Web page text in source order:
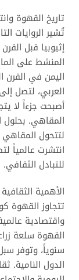
تاريخ القهوة
تُشير الروايات
إثيوبيا قبل
المنشط على
اليمن في القرن
العربي، لتصل
أصبحت جزءاً لا
المقاهي. بحلول
لتتحول المقاهي
انتشرت عالمياً
للتبادل الثقافي.
الأهمية
تتجاوز القهوة
واقتصادية
القهوة سلعة
سنوياً، وتوفر
الدول النامية.